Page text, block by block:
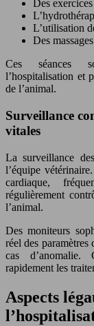
Des
L’utilisation
Des
Ces séances
l’hospitalisation et
de l’animal.
Surveillance
vitales
La surveillance
l’équipe
cardiaque,
régulièrement
l’animal.
Des moniteurs
réel des
cas d’anomalie.
rapidement les
Aspects